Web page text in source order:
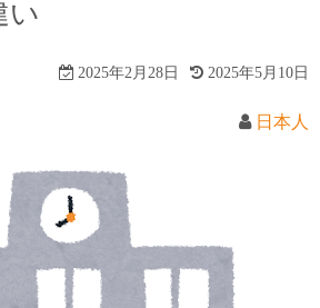
い
2025年2月28日 2025年5月10日
日本人